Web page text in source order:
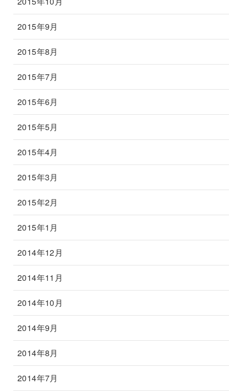
2015年9月
2015年8月
2015年7月
2015年6月
2015年5月
2015年4月
2015年3月
2015年2月
2015年1月
2014年12月
2014年11月
2014年10月
2014年9月
2014年8月
2014年7月